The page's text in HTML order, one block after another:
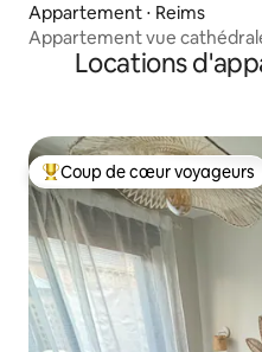
Appartement ⋅ Reims
Appartement vue
Locations
Coups de cœur voyageurs
Coup de cœur voyageurs